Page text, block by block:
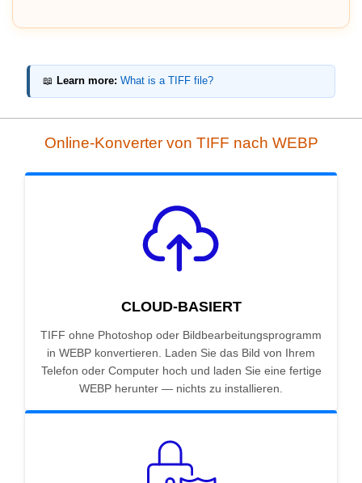
📖 Learn more: What is a TIFF file?
Online-Konverter von TIFF nach WEBP
CLOUD-BASIERT
TIFF ohne Photoshop oder Bildbearbeitungsprogramm
in WEBP konvertieren. Laden Sie das Bild von Ihrem
Telefon oder Computer hoch und laden Sie eine fertige
WEBP herunter — nichts zu installieren.